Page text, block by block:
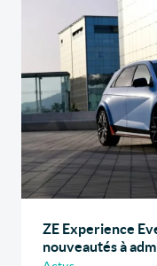
ZE Experience
nouveautés à